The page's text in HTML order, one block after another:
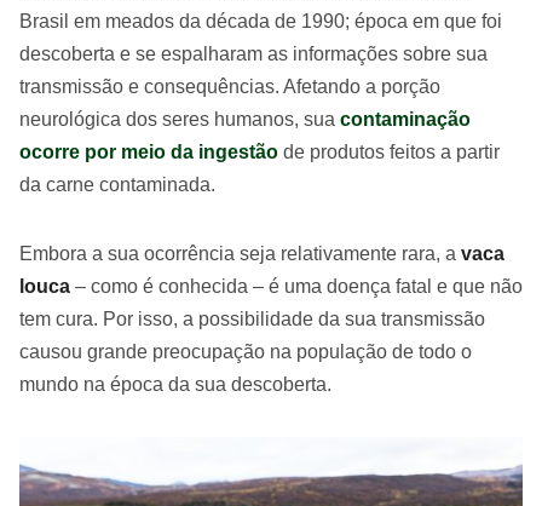
Brasil em meados da década de 1990; época em que foi
descoberta e se espalharam as informações sobre sua
transmissão e consequências. Afetando a porção
neurológica dos seres humanos, sua contaminação
ocorre por meio da ingestão de produtos feitos a partir
da carne contaminada.
Embora a sua ocorrência seja relativamente rara, a vaca
louca – como é conhecida – é uma doença fatal e que não
tem cura. Por isso, a possibilidade da sua transmissão
causou grande preocupação na população de todo o
mundo na época da sua descoberta.